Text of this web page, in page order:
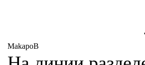
MakapoB